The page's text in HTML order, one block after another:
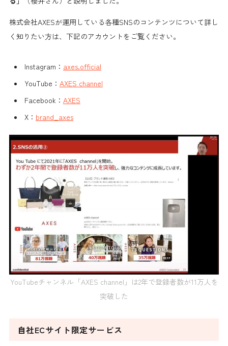
株式会社AXESが運用している各種SNSのコンテンツについて詳し
く知りたい方は、下記のアカウントをご覧ください。
Instagram： axes.official
YouTube： AXES channel
Facebook： AXES
X： brand_axes
YouTubeチャンネル「AXES channel」は2年で登録者数が11万人を
突破した
自社ECサイト限定サービス